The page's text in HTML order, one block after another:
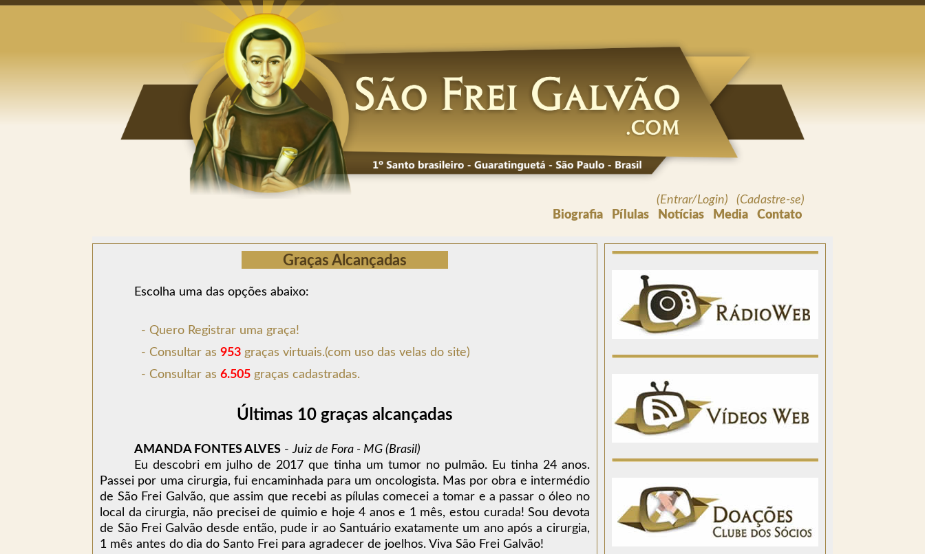
(Entrar/Login) (Cadastre-se)
Biografia
Pílulas Notícias Media Contato
Graças Alcançadas
Escolha uma das opções abaixo:
- Quero Registrar uma graça!
- Consultar as953 graças virtuais.(com uso das velas do site)
- Consultar as6.505 graças cadastradas.
Últimas 10 graças alcançadas
AMANDA FONTES ALVES -Juiz de Fora - MG (Brasil)
Eu descobri em julho de 2017 que tinha um tumor no pulmão. Eu tinha 24 anos.
Passei por uma cirurgia, fui encaminhada para um oncologista. Mas por obra e intermédio
de São Frei Galvão, que assim que recebi as pílulas comecei a tomar e a passar o óleo no
local da cirurgia, não precisei de quimio e hoje 4 anos e 1 mês, estou curada! Sou devota
de São Frei Galvão desde então, pude ir ao Santuário exatamente um ano após a cirurgia,
1 mês antes do dia do Santo Frei para agradecer de joelhos. Viva São Frei Galvão!